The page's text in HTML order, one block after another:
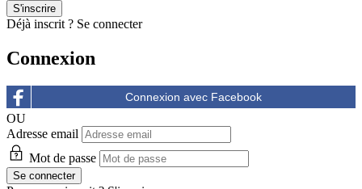
Déjà inscrit ? Se connecter
Connexion
OU
Adresse email
Mot de passe